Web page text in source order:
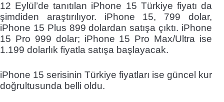
12 Eylül’de tanıtılan iPhone 15 Türkiye fiyatı da
şimdiden araştırılıyor. iPhone 15, 799 dolar,
iPhone 15 Plus 899 dolardan satışa çıktı. iPhone
15 Pro 999 dolar; iPhone 15 Pro Max/Ultra ise
1.199 dolarlık fiyatla satışa başlayacak.
iPhone 15 serisinin Türkiye fiyatları ise güncel kur
doğrultusunda belli oldu.